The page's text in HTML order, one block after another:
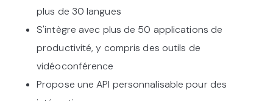
plus de 30 langues
S'intègre avec plus de 50 applications de
productivité, y compris des outils de
vidéoconférence
Propose une API personnalisable pour des